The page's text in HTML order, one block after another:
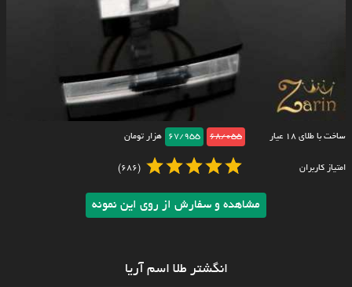
ساخت با طلای ۱۸ عیار 68/055
67/955 هزار تومان
امتیاز کاربران (686)
مشاهده و سفارش از روی این نمونه
انگشتر طلا اسم آریا